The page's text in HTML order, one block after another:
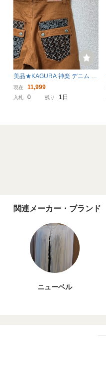
美品★KAGURA 神楽 デニム パ
ンツ ジーンズ ジーパン 和柄 刺
繍 ダブルバックポケット ボト
現在 11,999
入札 0 残り 1日
関連メーカー・ブランド
ニューベル